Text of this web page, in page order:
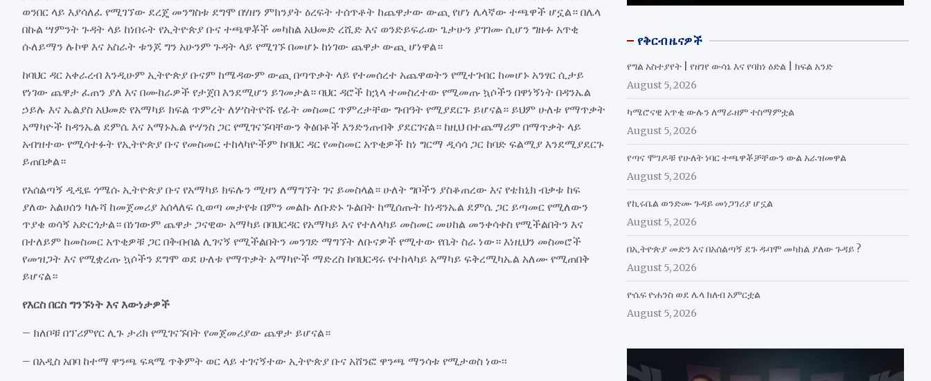
ወንበር ላይ እያሳለፈ የሚገኘው ደረጄ መንግስቱ ደግሞ በሃዘን ምክንያት ዕረፍት ተሰጥቶት ከጨዋታው ውጪ የሆነ ሌላኛው ተጫዋች ሆኗል። በሌላ
በኩል ሣምንት ጉዳት ላይ ከነበሩት የኢትዮጵያ ቡና ተጫዋቾች መካከል አህመድ ረሺድ እና ወንድይፍራው ጌታሁን ያገገሙ ሲሆን ግዙፉ አጥቂ
ሱለይማን ሉኮዋ እና አስራት ቱንጆ ግን አሁንም ጉዳት ላይ የሚገኙ በመሆኑ ከነገው ጨዋታ ውጪ ሆነዋል።
ከባህር ዳር አቀራረብ እንዲሁም ኢትዮጵያ ቡናም ከሜዳውም ውጪ በጣጥቃት ላይ የተመሰረተ አጨዋወትን የሚተገብር ከመሆኑ አንፃር ሲታይ
የነገው ጨዋታ ፈጠን ያለ እና በሙከራዎች የታጀበ እንደሚሆን ይገመታል። ባህር ዳሮች ከኋላ ተመስረተው የሚመጡ ኳሶችን በዋነኝነት በዳንኤል
ኃይሉ እና ኤልያስ አህመድ የአማካይ ክፍል ጥምረት ለሦስትዮሹ የፊት መስመር ጥምረታቸው ግብዓት የሚያደርጉ ይሆናል። ይህም ሁለቱ የማጥቃት
አማካዮች ከዳንኤል ደምሴ እና አማኑኤል ዮሃንስ ጋር የሚገናኙባቸውን ቅፅበቶች እንድንጠብቅ ያደርገናል። ከዚህ በተጨማሪም በማጥቃት ላይ
አብዝተው የሚሳተፉት የኢትዮጵያ ቡና የመስመር ተከላካዮችም ከባህር ዳር የመስመር አጥቂዎች ከነ ግርማ ዲሳሳ ጋር ከባድ ፍልሚያ እንደሚያደርጉ
ይጠበቃል።
የአሰልጣኝ ዲዲዬ ጎሜሱ ኢትዮጵያ ቡና የአማካይ ክፍሉን ሚዛን ለማግኘት ገና ይመስላል። ሁለት ግቦችን ያስቆጠረው እና የቴክኒክ ብቃቱ ከፍ
ያለው አልሀሰን ካሉሻ ከመጀመሪያ አሰላለፍ ሲወጣ መታየቱ በምን መልኩ ለቡድኑ ጉልበት ከሚሰጡት ከነዳንኤል ደምሴ ጋር ይጣመር የሚለውን
ጥያቄ ወሳኝ አድርጎታል። በነገውም ጨዋታ ጋናዊው አማካይ በባህርዳር የአማካይ እና የተለላካይ መስመር መሀከል መንቀሳቀስ የሚችልበትን እና
በተለይም ከመስመር አጥቂዎቹ ጋር በቅብብል ሊገናኝ የሚችልበትን መንገድ ማግኘት ለቡናዎች የሚተው የቤት ስራ ነው። እነዚህን መስመሮች
የመዝጋት እና የሚቋረጡ ኳሶችን ደግሞ ወደ ሁለቱ የማጥቃት አማካዮች ማድረስ ከባህርዳሩ የተከላካይ አማካይ ፍቅረሚካኤል አለሙ የሚጠበቅ
ይሆናል።
የእርስ በርስ ግንኙነት እና እውነታዎች
– ክለቦቹ በፕሪምየር ሊጉ ታሪክ የሚገናኙበት የመጀመሪያው ጨዋታ ይሆናል።
– በአዲስ አበባ ከተማ ዋንጫ ፍጻሜ ጥቅምት ወር ላይ ተገናኝተው ኢትዮጵያ ቡና አሸንፎ ዋንጫ ማንሳቱ የሚታወስ ነው፡፡
የቅርብ ዜናዎች
የግል አስተያየት | የዘገየ ውሳኔ እና የባከነ ዕድል | ክፍል አንድ
August 5, 2026
ካሜሮናዊ አጥቂ ውሉን ለማራዘም ተስማምቷል
August 5, 2026
የጣና ሞገዶቹ የሁለት ነባር ተጫዋቾቻቸውን ውል አራዝመዋል
August 5, 2026
የኪሩቤል ወንድሙ ጉዳይ መነጋገሪያ ሆኗል
August 5, 2026
በኢትዮጵያ መድን እና በአሰልጣኝ ደጉ ዱባሞ መካከል ያለው ጉዳይ ?
August 5, 2026
ዮሴፍ ዮሐንስ ወደ ሌላ ክለብ አምርቷል
August 5, 2026